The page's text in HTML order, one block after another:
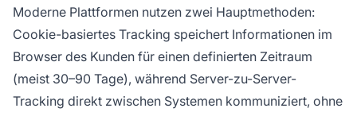
Moderne Plattformen nutzen zwei Hauptmethoden:
Cookie-basiertes Tracking speichert Informationen im
Browser des Kunden für einen definierten Zeitraum
(meist 30–90 Tage), während Server-zu-Server-
Tracking direkt zwischen Systemen kommuniziert, ohne